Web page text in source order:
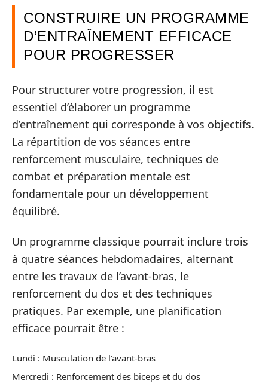
CONSTRUIRE UN PROGRAMME
D’ENTRAÎNEMENT EFFICACE
POUR PROGRESSER
Pour structurer votre progression, il est
essentiel d’élaborer un programme
d’entraînement qui corresponde à vos objectifs.
La répartition de vos séances entre
renforcement musculaire, techniques de
combat et préparation mentale est
fondamentale pour un développement
équilibré.
Un programme classique pourrait inclure trois
à quatre séances hebdomadaires, alternant
entre les travaux de l’avant-bras, le
renforcement du dos et des techniques
pratiques. Par exemple, une planification
efficace pourrait être :
Lundi : Musculation de l’avant-bras
Mercredi : Renforcement des biceps et du dos